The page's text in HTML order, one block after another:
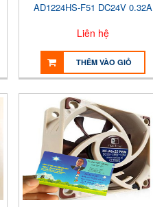
AD1224HS-F51 DC24V 0.32A
Liên hệ
THÊM VÀO GIỎ